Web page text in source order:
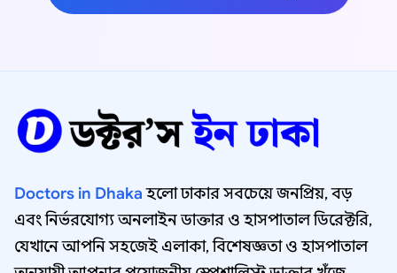
Doctors in Dhakaহলো ঢাকার সবচেয়ে জনপ্রিয়, বড়
এবং নির্ভরযোগ্য অনলাইন ডাক্তার ও হাসপাতাল ডিরেক্টরি,
যেখানে আপনি সহজেই এলাকা, বিশেষজ্ঞতা ও হাসপাতাল